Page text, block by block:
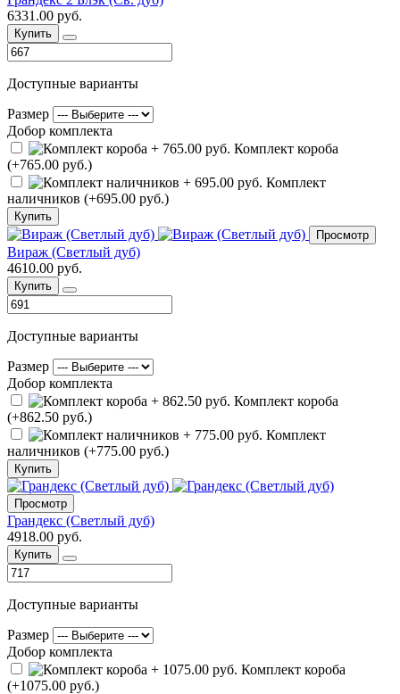
6331.00 руб.
Купить
Доступные варианты
Размер
Добор комплекта
Комплект короба
(+765.00 руб.)
Комплект
наличников (+695.00 руб.)
Купить
Просмотр
Вираж (Светлый дуб)
4610.00 руб.
Купить
Доступные варианты
Размер
Добор комплекта
Комплект короба
(+862.50 руб.)
Комплект
наличников (+775.00 руб.)
Купить
Просмотр
Грандекс (Светлый дуб)
4918.00 руб.
Купить
Доступные варианты
Размер
Добор комплекта
Комплект короба
(+1075.00 руб.)